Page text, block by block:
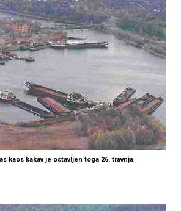
kaos kakav je ostavljen toga 26. travnja